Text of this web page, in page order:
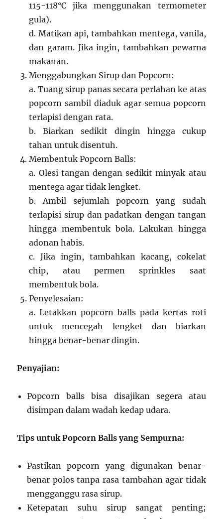
115-118°C jika menggunakan termometer
gula).
d. Matikan api, tambahkan mentega, vanila,
dan garam. Jika ingin, tambahkan pewarna
makanan.
Menggabungkan Sirup dan Popcorn:
a. Tuang sirup panas secara perlahan ke atas
popcorn sambil diaduk agar semua popcorn
terlapisi dengan rata.
b. Biarkan sedikit dingin hingga cukup
tahan untuk disentuh.
Membentuk Popcorn Balls:
a. Olesi tangan dengan sedikit minyak atau
mentega agar tidak lengket.
b. Ambil sejumlah popcorn yang sudah
terlapisi sirup dan padatkan dengan tangan
hingga membentuk bola. Lakukan hingga
adonan habis.
c. Jika ingin, tambahkan kacang, cokelat
chip, atau permen sprinkles saat
membentuk bola.
Penyelesaian:
a. Letakkan popcorn balls pada kertas roti
untuk mencegah lengket dan biarkan
hingga benar-benar dingin.
Penyajian:
Popcorn balls bisa disajikan segera atau
disimpan dalam wadah kedap udara.
Tips untuk Popcorn Balls yang Sempurna:
Pastikan popcorn yang digunakan benar-
benar polos tanpa rasa tambahan agar tidak
mengganggu rasa sirup.
Ketepatan suhu sirup sangat penting;